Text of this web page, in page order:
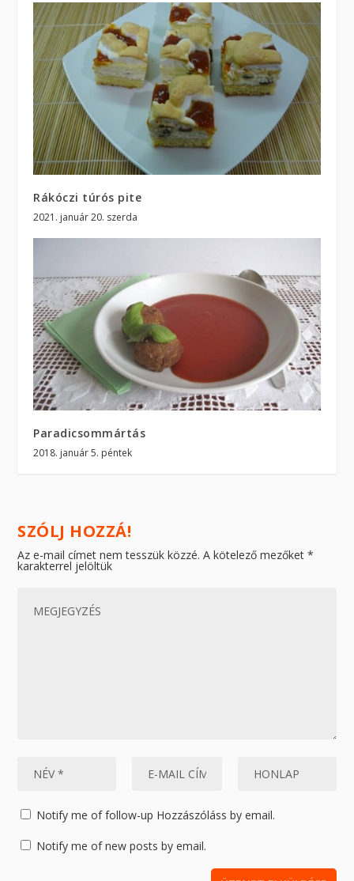
Rákóczi túrós pite
2021. január 20. szerda
Paradicsommártás
2018. január 5. péntek
SZÓLJ HOZZÁ!
Az e-mail címet nem tesszük közzé. A kötelező mezőket*
karakterrel jelöltük
Notify me of follow-up Hozzászóláss by email.
Notify me of new posts by email.